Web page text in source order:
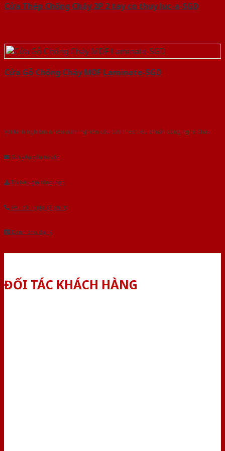
Cửa Thép Chống Cháy 2P 2 tay co thuy luc-a-SGD
Cửa Gỗ Chống Cháy MDF Laminate-SGD
Với kinh nghiệm nhiêu năm nghiên cứu cửa theo tiêu chuẩn công nghệ Châu
Gửi yêu cầu tư vấn
Tải báo giá tổng hợp
Yêu cầu gọi lại (3 phút)
Dành cho đại lý
ĐỐI TÁC KHÁCH HÀNG